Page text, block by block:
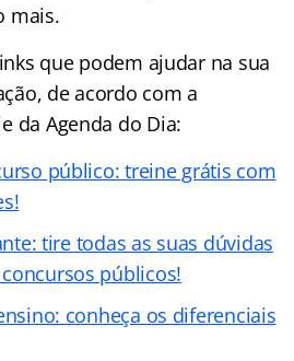
mais.
que podem ajudar na sua
de acordo com a
da Agenda do Dia:
público: treine grátis com
tire todas as suas dúvidas
públicos!
conheça os diferenciais